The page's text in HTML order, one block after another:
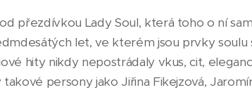
přezdívkou Lady Soul, která toho o ní
let, ve kterém jsou prvky
hity nikdy nepostrádaly vkus, cit,
persony jako Jiřina Fikejzová,